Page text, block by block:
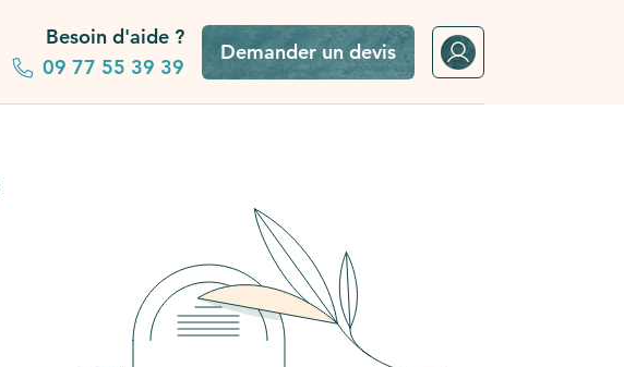
Besoin d'aide ?
09 77 55 39 39
Demander un devis